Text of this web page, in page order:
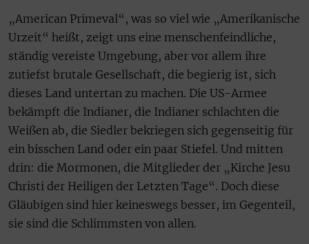
„American Primeval“, was so viel wie „Amerikanische
Urzeit“ heißt, zeigt uns eine menschenfeindliche,
ständig vereiste Umgebung, aber vor allem ihre
zutiefst brutale Gesellschaft, die begierig ist, sich
dieses Land untertan zu machen. Die US-Armee
bekämpft die Indianer, die Indianer schlachten die
Weißen ab, die Siedler bekriegen sich gegenseitig für
ein bisschen Land oder ein paar Stiefel. Und mitten
drin: die Mormonen, die Mitglieder der „Kirche Jesu
Christi der Heiligen der Letzten Tage“. Doch diese
Gläubigen sind hier keineswegs besser, im Gegenteil,
sie sind die Schlimmsten von allen.